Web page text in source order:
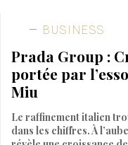
BUSINESS
Prada Group :
portée par
Miu
Le raffinement italien
dans les chiffres. À